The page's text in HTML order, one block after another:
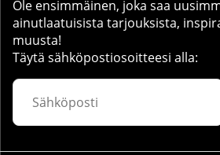
Ole ensimmäinen, joka saa
ainutlaatuisista tarjouksista,
muusta!
Täytä sähköpostiosoitteesi alla: